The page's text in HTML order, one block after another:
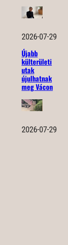
2026-07-29
Újabb
külterületi
utak
újulhatnak
meg Vácon
2026-07-29